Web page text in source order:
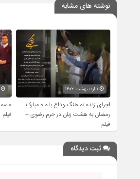
نوشته های مشابه
اجرای زنده نماهنگ وداع با ماه مبارک
رمضان به هشت زبان در حرم رضوی +
فیلم
۱۱ فروردین ۱۴۰۲
فیلم
ثبت دیدگاه